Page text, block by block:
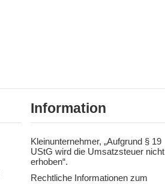
Information
Kleinunternehmer, „Aufgrund § 19
UStG wird die Umsatzsteuer nicht
erhoben“.
Rechtliche Informationen zum